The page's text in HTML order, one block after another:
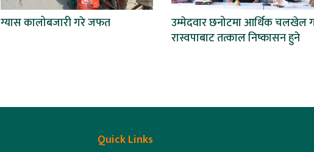
ग्यास कालोबजारी गरे जफत
उम्मेदवार छनोटमा आर्थिक चलखेल
रास्वपाबाट तत्काल निष्कासन हुने
Quick Links